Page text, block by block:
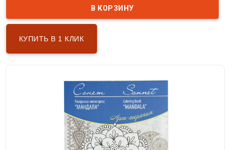
КУПИТЬ В 1 КЛИК